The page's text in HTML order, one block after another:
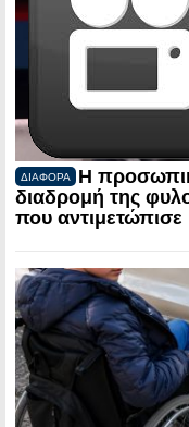
ΔΙΑΦΟΡΑ
Η
διαδρομή της
που αντιμετώπισε